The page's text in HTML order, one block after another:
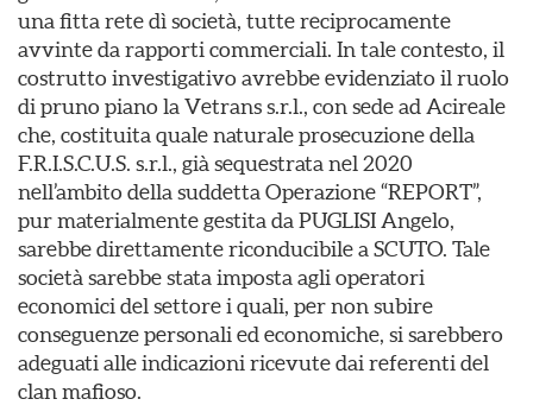
una fitta rete dì società, tutte reciprocamente
avvinte da rapporti commerciali. In tale contesto, il
costrutto investigativo avrebbe evidenziato il ruolo
di pruno piano la Vetrans s.r.l., con sede ad Acireale
che, costituita quale naturale prosecuzione della
F.R.I.S.C.U.S. s.r.l., già sequestrata nel 2020
nell’ambito della suddetta Operazione “REPORT”,
pur materialmente gestita da PUGLISI Angelo,
sarebbe direttamente riconducibile a SCUTO. Tale
società sarebbe stata imposta agli operatori
economici del settore i quali, per non subire
conseguenze personali ed economiche, si sarebbero
adeguati alle indicazioni ricevute dai referenti del
clan mafioso.